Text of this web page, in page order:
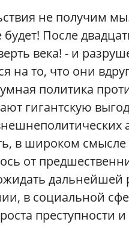
не получим
После
века! - и
на то, что они
политика
гигантскую
в широком
от
дальнейшей
в социальной
преступности и